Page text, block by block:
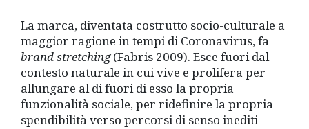
La marca, diventata costrutto socio-culturale a
maggior ragione in tempi di Coronavirus, fa
brand stretching(Fabris 2009). Esce fuori dal
contesto naturale in cui vive e prolifera per
allungare al di fuori di esso la propria
funzionalità sociale, per ridefinire la propria
spendibilità verso percorsi di senso inediti